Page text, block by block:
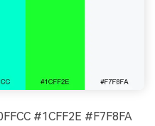
#1CFF2E #F7F8FA